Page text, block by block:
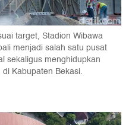
target, Stadion Wibawa
menjadi salah satu pusat
sekaligus menghidupkan
Kabupaten Bekasi.